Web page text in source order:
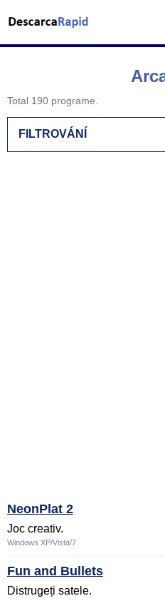
Total 190 programe.
FILTROVÁNÍ
NeonPlat 2
Joc creativ.
Windows XP/Vista/7
Fun and Bullets
Distrugeți satele.